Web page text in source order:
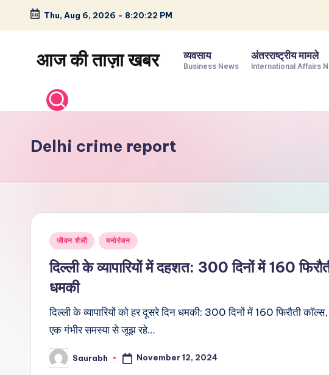
Skip
content
Thu, Aug 6, 2026 - 8:20:23 PM
आज की ताज़ा खबर
समाचार
–
और
विश्व
व्यवसाय
Business News
अंतरराष्ट्रीय मामले
International Affairs
Delhi crime report
Posted
in
जीवन शैली मनोरंजन
दिल्ली के व्यापारियों में दहशत: 300 दिनों में 160
धमकी
दिल्ली के व्यापारियों को हर दूसरे दिन धमकी: 300 दिनों में 160 फिरौती
एक गंभीर समस्या से जूझ रहे…
Posted
by
Saurabh November 12, 2024